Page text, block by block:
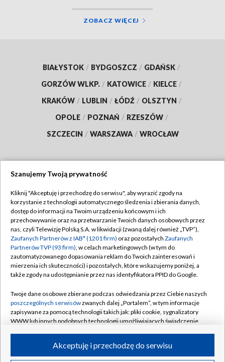
ZOBACZ WIĘCEJ
BIAŁYSTOK / BYDGOSZCZ / GDAŃSK /
GORZÓW WLKP. / KATOWICE / KIELCE /
KRAKÓW / LUBLIN / ŁÓDŹ / OLSZTYN /
OPOLE / POZNAŃ / RZESZÓW /
SZCZECIN / WARSZAWA / WROCŁAW
TVP
Abonament TVP
Emisja w TVP
Centrum informacji TVP
Naziemna Telewizja Cyfrowa
Rada Programowa
System NOS
Informacje o nadawcy
Program dla prasy
Regulamin TVP
Polityka prywatności
Moje zgody
Pomoc
Kontakt
Kanały
©2026 Telewizja Polska S.A. w likwidacji
Szanujemy Twoją prywatność
Kliknij "Akceptuję i przechodzę do serwisu", aby wyrazić zgody na
korzystanie z technologii automatycznego śledzenia i zbierania danych,
dostęp do informacji na Twoim urządzeniu końcowym i ich
przechowywanie oraz na przetwarzanie Twoich danych osobowych przez
nas, czyli Telewizję Polską S.A. w likwidacji (zwaną dalej również „TVP”),
Zaufanych Partnerów z IAB* (1201 firm) oraz pozostałych Zaufanych
Partnerów TVP (93 firm), w celach marketingowych (w tym do
zautomatyzowanego dopasowania reklam do Twoich zainteresowań i
mierzenia ich skuteczności) i pozostałych, które wskazujemy poniżej, a
także zgody na udostępnianie przez nas identyfikatora PPID do Google.
Twoje dane osobowe zbierane podczas odwiedzania przez Ciebie naszych
poszczególnych serwisówzwanych dalej „Portalem”, w tym informacje
zapisywane za pomocą technologii takich jak: pliki cookie, sygnalizatory
WWW lub innych podobnych technologii umożliwiających świadczenie
ruchu w Internecie.Akceptuję i przechodzę do serwisu